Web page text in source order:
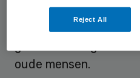
femurfractuur op,
de benen staan en
oude mensen.
Reject All